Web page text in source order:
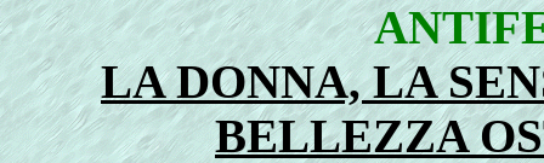
LA DONNA, LA
BELLEZZA